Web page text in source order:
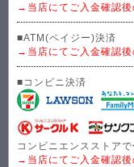
→当店にてご入金確認後
■ATM(ペイジー)決済
→当店にてご入金確認後
■コンビニ決済
コンビニエンスストアで
→当店にてご入金確認後